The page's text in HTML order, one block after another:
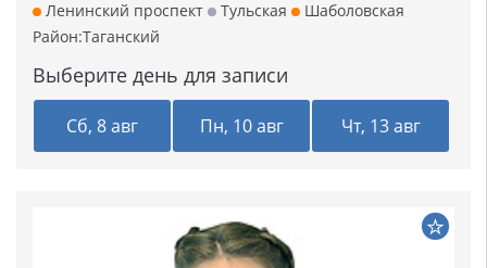
Ленинский проспект
Тульская
Шаболовская
Район:Таганский
Выберите день для записи
Сб, 8 авг Пн, 10 авг Чт, 13 авг